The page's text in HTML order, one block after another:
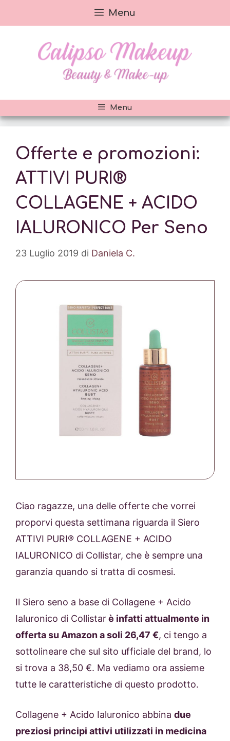
al
Menu
Menu
Offerte e promozioni:
ATTIVI PURI®
COLLAGENE + ACIDO
IALURONICO Per Seno
23 Luglio 2019 di Daniela C.
Ciao ragazze, una delle offerte che vorrei
proporvi questa settimana riguarda il Siero
ATTIVI PURI® COLLAGENE + ACIDO
IALURONICO di Collistar, che è sempre una
garanzia quando si tratta di cosmesi.
Il Siero seno a base di Collagene + Acido
Ialuronico di Collistarè infatti attualmente in
offerta su Amazon a soli 26,47 €, ci tengo a
sottolineare che sul sito ufficiale del brand, lo
si trova a 38,50 €. Ma vediamo ora assieme
tutte le caratteristiche di questo prodotto.
Collagene + Acido Ialuronico abbina due
preziosi principi attivi utilizzati in medicina